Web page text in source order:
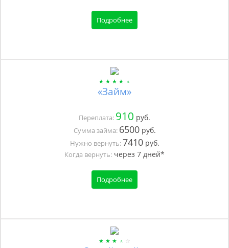
Подробнее
«Займ»
Переплата: 910 руб.
Сумма займа: 6500руб.
Нужно вернуть:7410руб.
Когда вернуть: через 7 дней*
Подробнее